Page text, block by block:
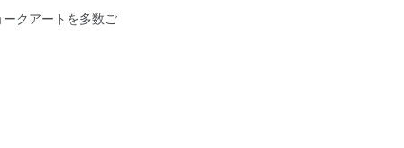
クアートを多数ご